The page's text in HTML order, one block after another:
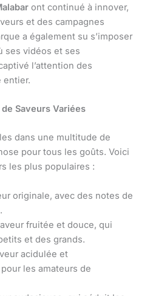
ont continué à innover,
et des campagnes
a également su s’imposer
ses vidéos et ses
l’attention des
entier.
Saveurs Variées
dans une multitude de
pour tous les goûts. Voici
les plus populaires :
originale, avec des notes de
fruitée et douce, qui
et des grands.
acidulée et
les amateurs de